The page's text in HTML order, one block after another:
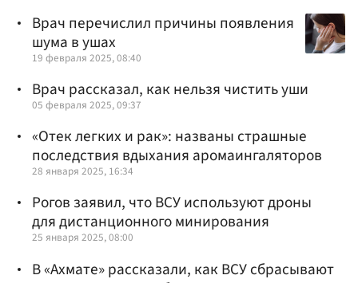
Врач перечислил причины появления
шума в ушах
19 февраля 2025, 08:40
Врач рассказал, как нельзя чистить уши
05 февраля 2025, 09:37
«Отек легких и рак»: названы страшные
последствия вдыхания аромаингаляторов
28 января 2025, 16:34
Рогов заявил, что ВСУ используют дроны
для дистанционного минирования
25 января 2025, 08:00
В «Ахмате» рассказали, как ВСУ сбрасывают